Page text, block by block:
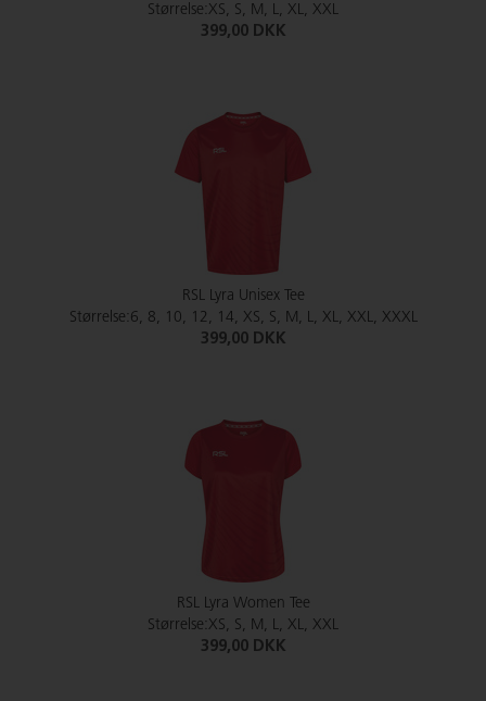
Størrelse:XS, S, M, L, XL, XXL
399,00 DKK
RSL Lyra Unisex Tee
Størrelse:6, 8, 10, 12, 14, XS, S, M, L, XL, XXL, XXXL
399,00 DKK
RSL Lyra Women Tee
Størrelse:XS, S, M, L, XL, XXL
399,00 DKK